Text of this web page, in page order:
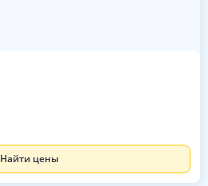
Найти цены